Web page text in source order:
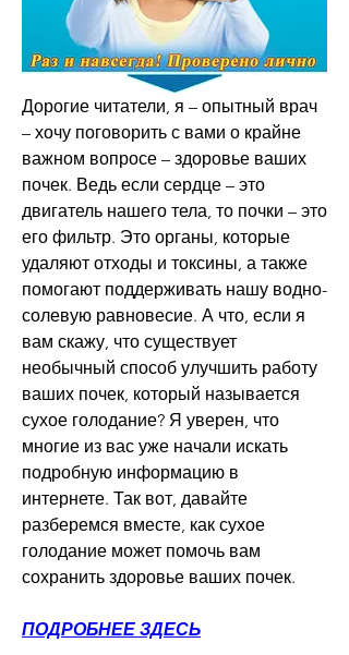
Дорогие читатели, я – опытный врач
– хочу поговорить с вами о крайне
важном вопросе – здоровье ваших
почек. Ведь если сердце – это
двигатель нашего тела, то почки – это
его фильтр. Это органы, которые
удаляют отходы и токсины, а также
помогают поддерживать нашу водно-
солевую равновесие. А что, если я
вам скажу, что существует
необычный способ улучшить работу
ваших почек, который называется
сухое голодание? Я уверен, что
многие из вас уже начали искать
подробную информацию в
интернете. Так вот, давайте
разберемся вместе, как сухое
голодание может помочь вам
сохранить здоровье ваших почек.
ПОДРОБНЕЕ ЗДЕСЬ